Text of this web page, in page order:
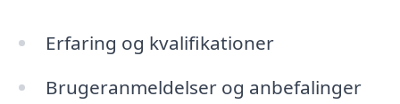
Erfaring og kvalifikationer
Brugeranmeldelser og anbefalinger